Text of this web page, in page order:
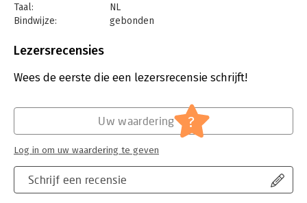
Taal:
NL
Bindwijze:
gebonden
Uitgever:
Verschijningsdatum:
10-2-2026
Lezersrecensies
Wees de eerste die een lezersrecensie schrijft!
Schrijf een recensie
Uw waardering ?
Log in om uw waardering te geven